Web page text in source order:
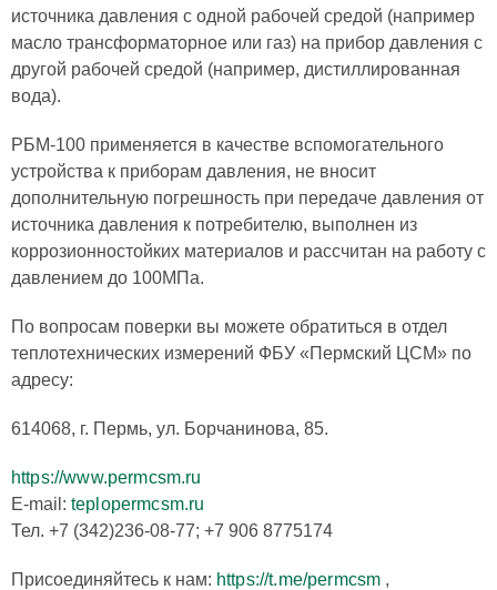
источника давления с одной рабочей средой (например
масло трансформаторное или газ) на прибор давления с
другой рабочей средой (например, дистиллированная
вода).
РБМ-100 применяется в качестве вспомогательного
устройства к приборам давления, не вносит
дополнительную погрешность при передаче давления от
источника давления к потребителю, выполнен из
коррозионностойких материалов и рассчитан на работу с
давлением до 100МПа.
По вопросам поверки вы можете обратиться в отдел
теплотехнических измерений ФБУ «Пермский ЦСМ» по
адресу:
614068, г. Пермь, ул. Борчанинова, 85.
https://www.permcsm.ru
E-mail: teplopermcsm.ru
Тел. +7 (342)236-08-77; +7 906 8775174
Присоединяйтесь к нам: https://t.me/permcsm ,